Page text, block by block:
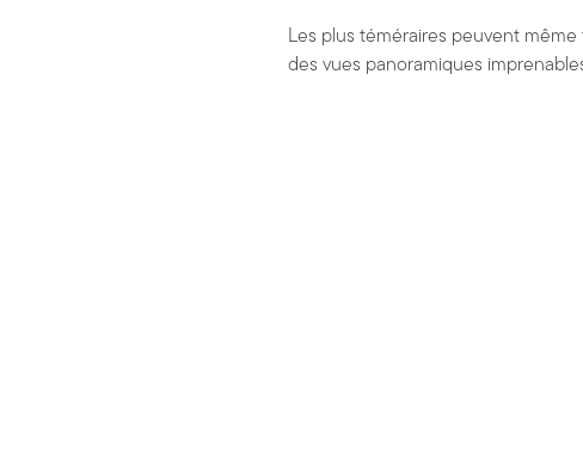
Les plus téméraires peuvent
des vues panoramiques